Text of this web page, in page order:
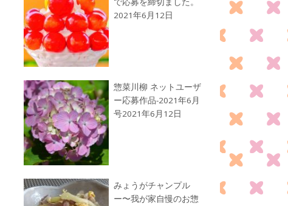
2021年6月12日
惣菜川柳 ネットユーザ
ー応募作品-2021年6月
号2021年6月12日
みょうがチャンプル
ー〜我が家自慢のお惣